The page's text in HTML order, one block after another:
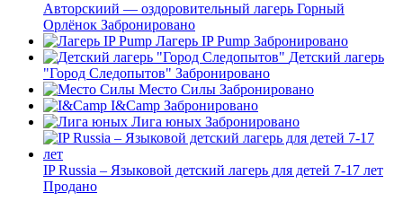
Авторскиий — оздоровительный лагерь Горный
Орлёнок Забронировано
Лагерь IP Pump Забронировано
Детский лагерь
"Город Следопытов" Забронировано
Место Силы Забронировано
I&Camp Забронировано
Лига юных Забронировано
IP Russia – Языковой детский лагерь для детей 7-17 лет
Продано